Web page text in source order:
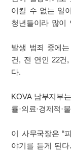
이킬 수 없는 일
청년들이라 많이
발생 범죄 중에
건, 전 연인 22건
다.
KOVA 남부지부
률·의료·경제적·
이 사무국장은 “
야기를 듣게 된